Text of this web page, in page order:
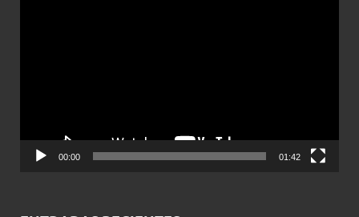
00:00 01:42